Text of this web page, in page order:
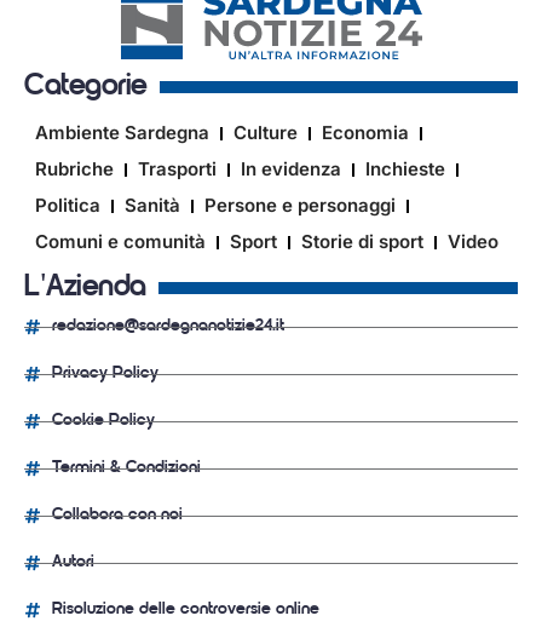
Categorie
Ambiente Sardegna Culture
Economia
Rubriche
Trasporti In evidenza
Inchieste
Politica
Sanità
Persone e personaggi
Comuni e comunità
Sport Storie di sport Video
L'Azienda
redazione@sardegnanotizie24.it
Privacy Policy
Cookie Policy
Termini & Condizioni
Collabora con noi
Autori
Risoluzione delle controversie online